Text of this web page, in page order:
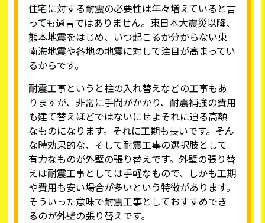
住宅に対する耐震の必要性は年々増えていると言
っても過言ではありません。東日本大震災以降、
熊本地震をはじめ、いつ起こるか分からない東
南海地震や各地の地震に対して注目が高まってい
るからです。
耐震工事というと柱の入れ替えなどの工事もあ
りますが、非常に手間がかかり、耐震補強の費用
も建て替えほどではないにせよそれに迫る高額
なものになります。それに工期も長いです。そん
な時効果的な、そして耐震工事の選択肢として
有力なものが外壁の張り替えです。外壁の張り替
えは耐震工事としては手軽なもので、しかも工期
や費用も安い場合が多いという特徴があります。
そういった意味で耐震工事としておすすめでき
るのが外壁の張り替えです。